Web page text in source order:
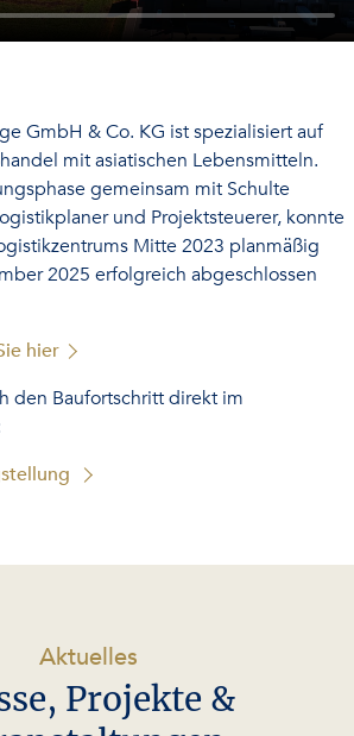
GmbH & Co. KG ist spezialisiert auf
mit asiatischen Lebensmitteln.
gemeinsam mit Schulte
und Projektsteuerer, konnte
2025 erfolgreich abgeschlossen
hier